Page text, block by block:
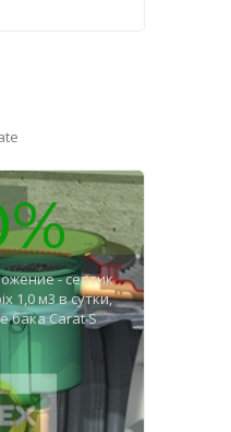
- септик
1,0 м3 в сутки,
бака Carat S